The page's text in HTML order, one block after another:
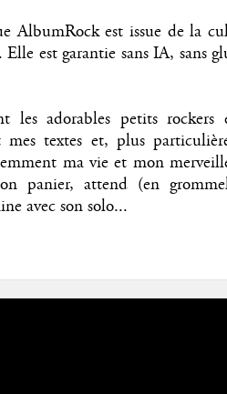
AlbumRock est issue de la
est garantie sans IA, sans
les adorables petits rockers
mes textes et, plus
ma vie et mon
panier, attend (en
avec son solo...